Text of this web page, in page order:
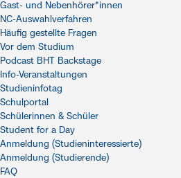
Gast- und Nebenhörer*innen
NC-Auswahlverfahren
Häufig gestellte Fragen
Vor dem Studium
Podcast BHT Backstage
Info-Veranstaltungen
Studieninfotag
Schulportal
Schülerinnen & Schüler
Student for a Day
Anmeldung (Studieninteressierte)
Anmeldung (Studierende)
FAQ